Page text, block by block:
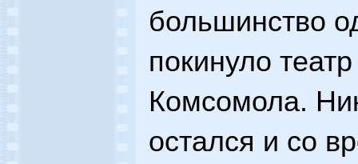
большинство
покинуло
Комсомола.
остался и со